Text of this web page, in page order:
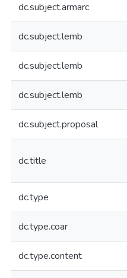
dc.subject.armarc
dc.subject.lemb
dc.subject.lemb
dc.subject.lemb
dc.subject.proposal
dc.title
dc.type
dc.type.coar
dc.type.content